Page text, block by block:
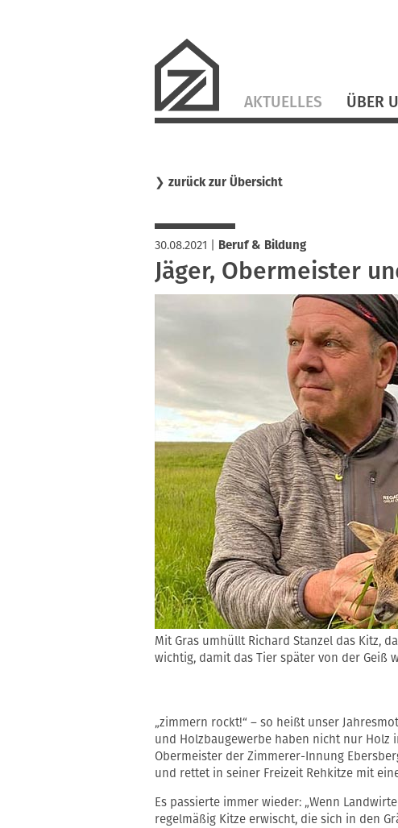
überspringen
AKTUELLES ÜBER
❯ zurück zur Übersicht
30.08.2021 Beruf & Bildung
Jäger, Obermeister
Mit Gras umhüllt Richard Stanzel das Kitz,
wichtig, damit das Tier später von der Geiß
„zimmern rockt!“ – so heißt unser
und Holzbaugewerbe haben nicht nur Holz
Obermeister der Zimmerer-Innung
und rettet in seiner Freizeit Rehkitze mit
Es passierte immer wieder: „Wenn
regelmäßig Kitze erwischt, die sich in den